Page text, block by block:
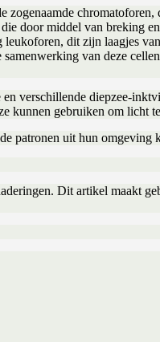
door middel van breking
dit zijn laagjes
van deze
verschillende diepzee-
kunnen gebruiken om licht
patronen uit hun omgeving
Dit artikel maakt